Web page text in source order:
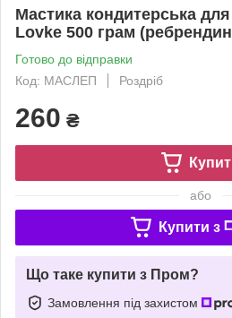
Мастика кондитерська
Lovke 500 грам
Готово до відправки
Код: МАСЛЕП
Роздріб
260 ₴
або
Купити з
Що таке купити з Пром?
Замовлення під захистом